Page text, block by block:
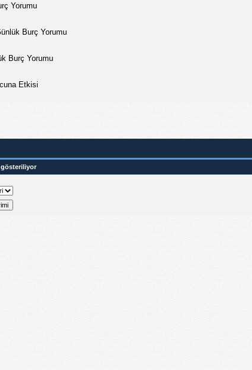
Yorumu
Burç Yorumu
Burç Yorumu
Etkisi
gösteriliyor